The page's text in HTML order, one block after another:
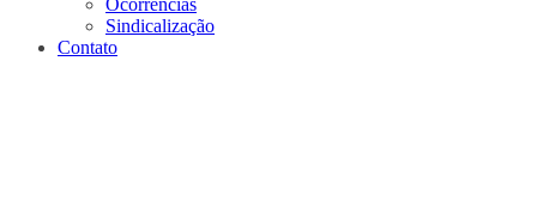
Ocorrências
Sindicalização
Contato